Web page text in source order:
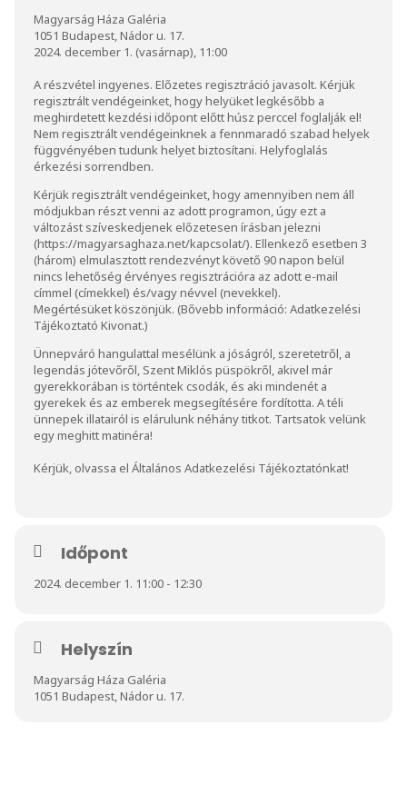
Magyarság Háza Galéria
1051 Budapest, Nádor u. 17.
2024. december 1. (vasárnap), 11:00
A részvétel ingyenes. Előzetes regisztráció javasolt. Kérjük
regisztrált vendégeinket, hogy helyüket legkésőbb a
meghirdetett kezdési időpont előtt húsz perccel foglalják el!
Nem regisztrált vendégeinknek a fennmaradó szabad helyek
függvényében tudunk helyet biztosítani. Helyfoglalás
érkezési sorrendben.
Kérjük regisztrált vendégeinket, hogy amennyiben nem áll
módjukban részt venni az adott programon, úgy ezt a
változást szíveskedjenek előzetesen írásban jelezni
(https://magyarsaghaza.net/kapcsolat/). Ellenkező esetben 3
(három) elmulasztott rendezvényt követő 90 napon belül
nincs lehetőség érvényes regisztrációra az adott e-mail
címmel (címekkel) és/vagy névvel (nevekkel).
Megértésüket köszönjük. (Bővebb információ: Adatkezelési
Tájékoztató Kivonat.)
Ünnepváró hangulattal mesélünk a jóságról, szeretetről, a
legendás jótevőről, Szent Miklós püspökről, akivel már
gyerekkorában is történtek csodák, és aki mindenét a
gyerekek és az emberek megsegítésére fordította. A téli
ünnepek illatairól is elárulunk néhány titkot. Tartsatok velünk
egy meghitt matinéra!
Kérjük, olvassa el Általános Adatkezelési Tájékoztatónkat!
Időpont
2024. december 1. 11:00 - 12:30
Helyszín
Magyarság Háza Galéria
1051 Budapest, Nádor u. 17.